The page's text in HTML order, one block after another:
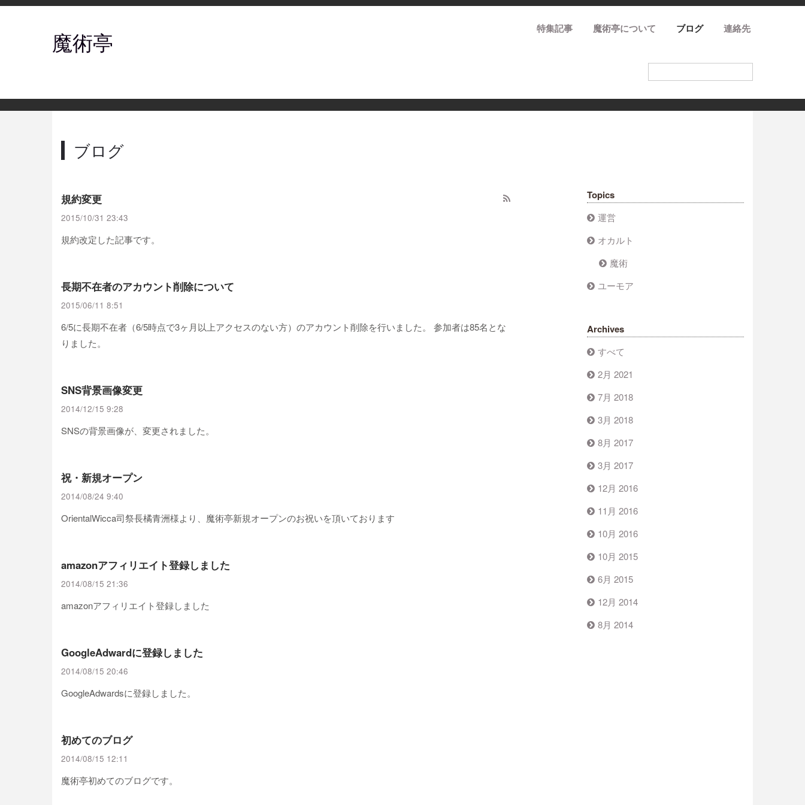
魔術亭 特集記事 魔術亭について ブログ 連絡先
ブログ
規約変更
2015/10/31 23:43
規約改定した記事です。
長期不在者のアカウント削除について
2015/06/11 8:51
6/5に長期不在者（6/5時点で3ヶ月以上アクセスのない方）のアカウント削除を行いました。 参加者は85名とな
りました。
SNS背景画像変更
2014/12/15 9:28
SNSの背景画像が、変更されました。
祝・新規オープン
2014/08/24 9:40
OrientalWicca司祭長橘青洲様より、魔術亭新規オープンのお祝いを頂いております
amazonアフィリエイト登録しました
2014/08/15 21:36
amazonアフィリエイト登録しました
GoogleAdwardに登録しました
2014/08/15 20:46
GoogleAdwardsに登録しました。
初めてのブログ
2014/08/15 12:11
魔術亭初めてのブログです。
Topics
運営
オカルト
魔術
ユーモア
Archives
すべて
2月 2021
7月 2018
3月 2018
8月 2017
3月 2017
12月 2016
11月 2016
10月 2016
10月 2015
6月 2015
12月 2014
8月 2014